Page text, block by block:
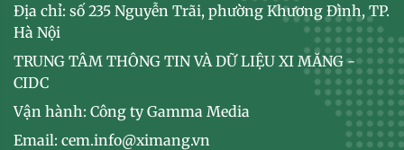
Địa chỉ: số 235 Nguyễn Trãi, phường Khương Đình, TP.
Hà Nội
TRUNG TÂM THÔNG TIN VÀ DỮ LIỆU XI MĂNG -
CIDC
Vận hành: Công ty Gamma Media
Email: cem.info@ximang.vn